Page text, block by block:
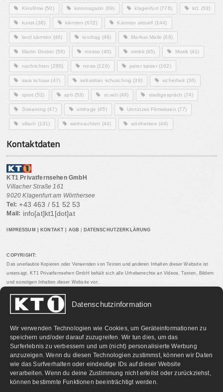
Datenschutzinformation
Wir verwenden Technologien wie Cookies, um Geräteinformationen zu
speichern und/oder darauf zuzugreifen. Wir tun dies, um das
Surferlebnis zu verbessern und um (nicht) personalisierte Werbung
anzuzeigen. Wenn du diesen Technologien zustimmst, können wir Daten
wie das Surfverhalten oder eindeutige IDs auf dieser Website
verarbeiten. Wenn du deine Zustimmung nicht erteilst oder zurückziehst,
können bestimmte Funktionen beeinträchtigt werden.
Kinofilme (50) kinomagazin (69) klagenfurt(776) kt1 (53)
kunst (38) kärnten (672) Kärnten aktuell (144)
land kärnten (46) landtag (49) Markus Malle (68)
Martin Gruber (58) messe (40) mmkk(45) Musik (41)
nachrichten (280) news(126) peter kaiser(162)
sara schaar (47) sebastian schuschnig (38) sicherheit (36)
sport (52) spö (53) st.veit(49) stadtgespräch (74)
Streaming (47) umfrage (45) Unnützes Filmwissen (77)
villach (131) weihnachten (44) wörthersee (44)
Kontaktdaten
KT1 Privatfernsehen GmbH
Villacher Straße 161
9020 Klagenfurt am Wörthersee
Tel: +43 463 / 51 52 53
Mail: info[at]kt1[dot]at
IMPRESSUM KONTAKT AGB DATENSCHUTZERKLÄRUNG
COPYRIGHT:
Das unerlaubte Kopieren oder Verwenden von Texten und anderen Inhalten dieser Website ist
untersagt. KT1 Privatfernsehen GmbH behält sich alle Urheberrechte an Videos, Texten, Bildern
und sonstigen Inhalten dieser Website vor.
PARTNERLINKS: